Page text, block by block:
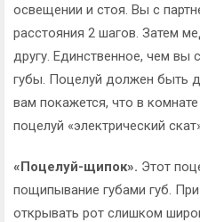
освещении и стоя. Вы с
расстояния 2 шагов. Затем
другу. Единственное, чем вы
губы. Поцелуй должен быть
вам покажется, что в
поцелуй «электрический
«Поцелуй-щипок». Этот
пощипывание губами губ.
открывать рот слишком